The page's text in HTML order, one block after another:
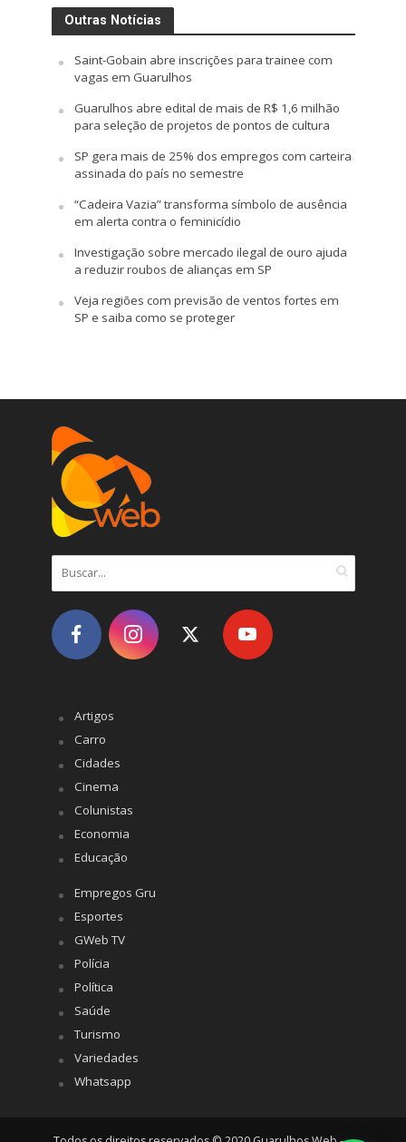
Outras Notícias
Saint-Gobain abre inscrições para trainee com
vagas em Guarulhos
Guarulhos abre edital de mais de R$ 1,6 milhão
para seleção de projetos de pontos de cultura
SP gera mais de 25% dos empregos com carteira
assinada do país no semestre
“Cadeira Vazia” transforma símbolo de ausência
em alerta contra o feminicídio
Investigação sobre mercado ilegal de ouro ajuda
a reduzir roubos de alianças em SP
Veja regiões com previsão de ventos fortes em
SP e saiba como se proteger
Artigos
Carro
Cidades
Cinema
Colunistas
Economia
Educação
Empregos Gru
Esportes
GWeb TV
Polícia
Política
Saúde
Turismo
Variedades
Whatsapp